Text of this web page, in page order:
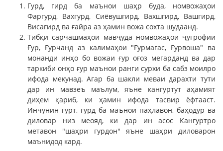
Гурд, гирд ба маънои шаҳр буда, номвожаҳои
Фаргурд, Вахгурд, Сиёвушгирд, Вахшгирд, Вашгирд,
Висагирд ва ғайра аз ҳамин вожа сохта шудаанд.
Тибқи сарчашмаҳои мавҷуда номвожаҳои ҷуғрофии
Ғур, Ғурчанд аз калимаҳои "Ғурмагас, Ғурвоша" ва
монанди инҳо бо вожаи ғур оғоз мегарданд ва дар
таркиби онҳо ғур маънои ранги сурхи ба сабз моилро
ифода мекунад. Агар ба шакли меваи дарахти тути
дар ин мавзеъ маълум, яъне кангуртут аҳамият
диҳем қариб, ки ҳамин ифода тасвир ёфтааст.
Инчунин гурт, гурд ба маънои паҳлавон, баҳодур ва
диловар низ меояд, ки дар ин асос Кангуртро
метавон "шаҳри гурдон" яъне шаҳри диловарон
маънидод кард.